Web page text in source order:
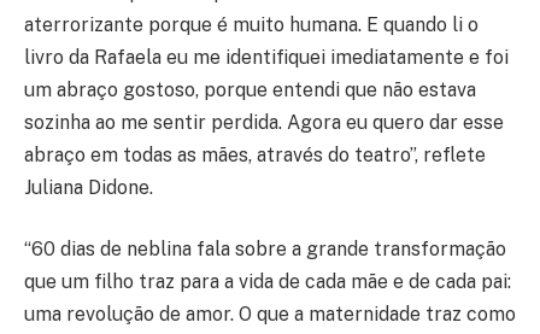
aterrorizante porque é muito humana. E quando li o
livro da Rafaela eu me identifiquei imediatamente e foi
um abraço gostoso, porque entendi que não estava
sozinha ao me sentir perdida. Agora eu quero dar esse
abraço em todas as mães, através do teatro”, reflete
Juliana Didone.
“60 dias de neblina fala sobre a grande transformação
que um filho traz para a vida de cada mãe e de cada pai:
uma revolução de amor. O que a maternidade traz como